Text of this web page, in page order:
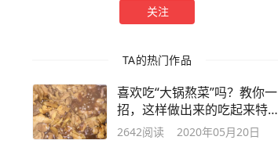
关注
TA的热门作品
喜欢吃“大锅熬菜”吗？教你一
招，这样做出来的吃起来特过
瘾
2642阅读 2020年05月20日